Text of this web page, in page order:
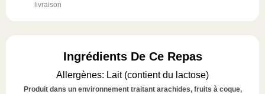
livraison
Ingrédients De Ce Repas
Allergènes: Lait (contient du lactose)
Produit dans un environnement traitant arachides, fruits à coque,